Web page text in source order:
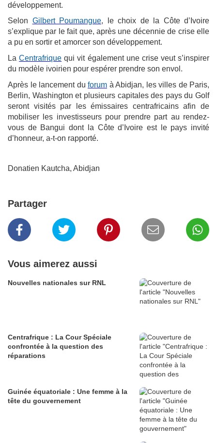
développement.
Selon Gilbert Poumangue, le choix de la Côte d’Ivoire
s’explique par le fait que, après une décennie de crise elle
a pu en sortir et amorcer son développement.
LaCentrafrique qui vit également une crise veut s’inspirer
du modèle ivoirien pour espérer prendre son envol.
Après le lancement du forum à Abidjan, les villes de Paris,
Berlin, Washington et plusieurs capitales des pays du Golf
seront visités par les émissaires centrafricains afin de
mobiliser les investisseurs pour prendre part au rendez-
vous de Bangui dont la Côte d’Ivoire est le pays invité
d’honneur, a-t-on rapporté.
Donatien Kautcha, Abidjan
Partager
Vous aimerez aussi
Nouvelles nationales sur RNL
Centrafrique : La Cour Spéciale
confrontée à la question des
réparations
Guinée équatoriale : Une femme à la
tête du gouvernement